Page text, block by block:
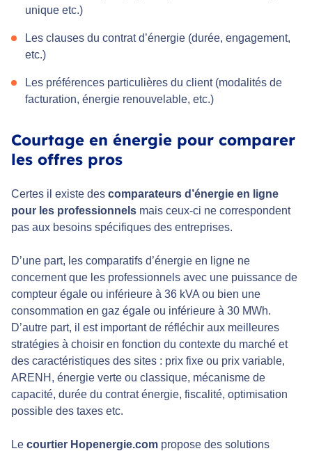
unique etc.)
Les clauses du contrat d’énergie (durée, engagement,
etc.)
Les préférences particulières du client (modalités de
facturation, énergie renouvelable, etc.)
Courtage en énergie pour comparer
les offres pros
Certes il existe des comparateurs d’énergie en ligne
pour les professionnels mais ceux-ci ne correspondent
pas aux besoins spécifiques des entreprises.
D’une part, les comparatifs d’énergie en ligne ne
concernent que les professionnels avec une puissance de
compteur égale ou inférieure à 36 kVA ou bien une
consommation en gaz égale ou inférieure à 30 MWh.
D’autre part, il est important de réfléchir aux meilleures
stratégies à choisir en fonction du contexte du marché et
des caractéristiques des sites : prix fixe ou prix variable,
ARENH, énergie verte ou classique, mécanisme de
capacité, durée du contrat énergie, fiscalité, optimisation
possible des taxes etc.
Le courtier Hopenergie.com propose des solutions